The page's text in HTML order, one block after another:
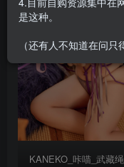
KANEKO_咔喵_武藏
是这种。
（还有人不知道在问只